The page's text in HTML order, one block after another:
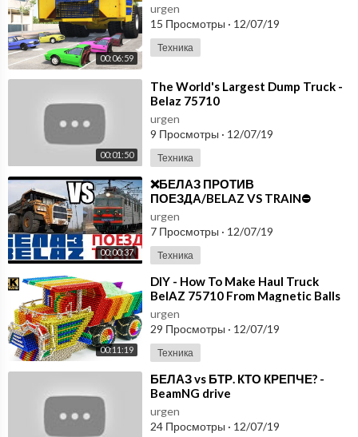
00:06:59
urgen
15 Просмотры · 12/07/19
Техника
00:01:50
⁣The World's Largest Dump Truck -
Belaz 75710
urgen
9 Просмотры · 12/07/19
Техника
00:00:37
⁣❌БЕЛАЗ ПРОТИВ
ПОЕЗДА/BELAZ VS TRAIN⛔️
urgen
7 Просмотры · 12/07/19
Техника
00:11:19
⁣DIY - How To Make Haul Truck
BelAZ 75710 From Magnetic Balls
(Satisfying) | Magnet World Series
urgen
29 Просмотры · 12/07/19
Техника
⁣БЕЛАЗ vs БТР. КТО КРЕПЧЕ? -
BeamNG drive
urgen
24 Просмотры · 12/07/19